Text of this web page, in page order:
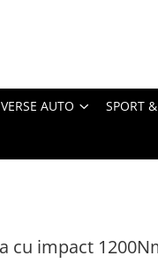
AUTO SPORT
cu impact